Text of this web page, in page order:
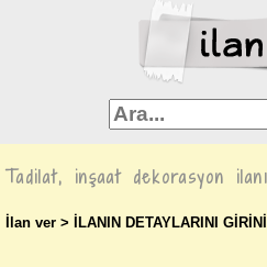
Tadilat, inşaat dekorasyon
İlan ver > İLANIN DETAYLARINI